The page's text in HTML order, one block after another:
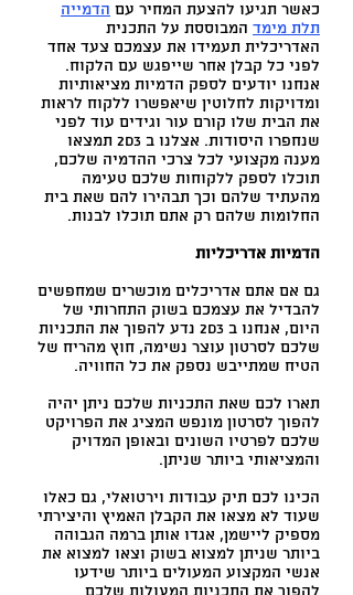
כאשר תגיעו להצעת המחיר עם הדמייה
תלת מימד המבוססת על התכנית
האדריכלית תעמידו את עצמכם צעד אחד
לפני כל קבלן אחר שייפגש עם הלקוח.
אנחנו יודעים לספק הדמיות מציאותיות
ומדויקות לחלוטין שיאפשרו ללקוח לראות
את הבית שלו קורם עור וגידים עוד לפני
שנחפרו היסודות. אצלנו ב 2D3 תמצאו
מענה מקצועי לכל צרכי ההדמיה שלכם,
תוכלו לספק ללקוחות שלכם טעימה
מהעתיד שלהם וכך תבהירו להם שאת בית
החלומות שלהם רק אתם תוכלו לבנות.
הדמיות אדריכליות
גם אם אתם אדריכלים מוכשרים שמחפשים
להבדיל את עצמכם בשוק התחרותי של
היום, אנחנו ב 2D3 נדע להפוך את התכניות
שלכם לסרטון עוצר נשימה, חוץ מהריח של
הטיח שמתייבש נספק את כל החוויה.
תארו לכם שאת התכניות שלכם ניתן יהיה
להפוך לסרטון מונפש המציג את הפרויקט
שלכם לפרטיו השונים ובאופן המדויק
והמציאותי ביותר שניתן.
הכינו לכם תיק עבודות וירטואלי, גם כאלו
שעוד לא מצאו את הקבלן האמיץ והיצירתי
מספיק ליישמן, אגדו אותן ברמה הגבוהה
ביותר שניתן למצוא בשוק וצאו למצוא את
אנשי המקצוע המעולים ביותר שידעו